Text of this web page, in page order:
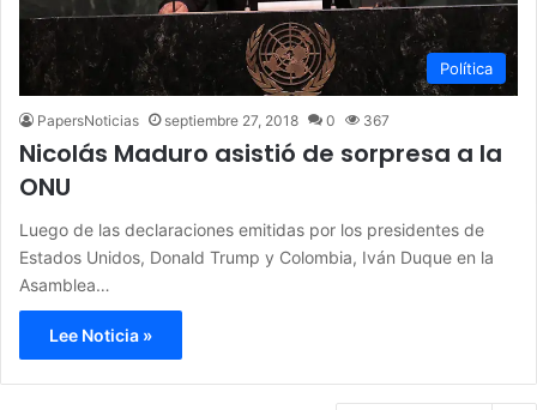
Política
PapersNoticias septiembre 27, 2018 0 367
Nicolás Maduro asistió de sorpresa a la
ONU
Luego de las declaraciones emitidas por los presidentes de
Estados Unidos, Donald Trump y Colombia, Iván Duque en la
Asamblea…
Lee Noticia »